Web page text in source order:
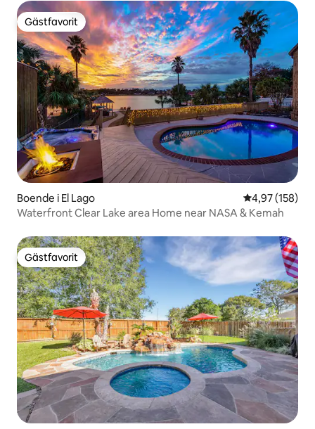
Gästfavorit
Gästfavorit
Boende i El Lago 4,97 av 5 i
4,97 (158)
Waterfront Clear Lake area Home near NASA & Kemah
Gästfavorit
Gästfavorit